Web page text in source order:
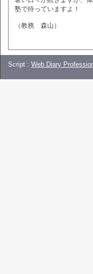
塾で待っていますよ！
（教務 森山）
Script : Web Diary